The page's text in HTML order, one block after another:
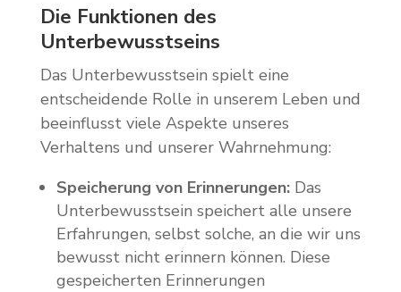
Die Funktionen des
Unterbewusstseins
Das Unterbewusstsein spielt eine
entscheidende Rolle in unserem Leben und
beeinflusst viele Aspekte unseres
Verhaltens und unserer Wahrnehmung:
Speicherung von Erinnerungen:Das
Unterbewusstsein speichert alle unsere
Erfahrungen, selbst solche, an die wir uns
bewusst nicht erinnern können. Diese
gespeicherten Erinnerungen